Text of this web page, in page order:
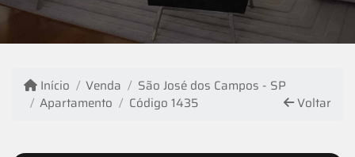
Início Venda
São José dos Campos - SP
Apartamento
Código 1435 Voltar